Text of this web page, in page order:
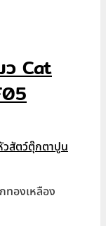
ว Cat
ทองเหลือง